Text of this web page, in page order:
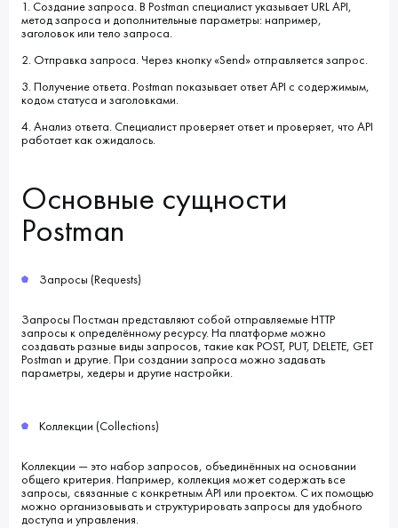
1. Создание запроса. В Postman специалист указывает URL API,
метод запроса и дополнительные параметры: например,
заголовок или тело запроса.
2. Отправка запроса. Через кнопку «Send» отправляется запрос.
3. Получение ответа. Postman показывает ответ API с содержимым,
кодом статуса и заголовками.
4. Анализ ответа. Специалист проверяет ответ и проверяет, что API
работает как ожидалось.
Основные сущности
Postman
Запросы (Requests)
Запросы Постман представляют собой отправляемые HTTP
запросы к определённому ресурсу. На платформе можно
создавать разные виды запросов, такие как POST, PUT, DELETE, GET
Postman и другие. При создании запроса можно задавать
параметры, хедеры и другие настройки.
Коллекции (Collections)
Коллекции — это набор запросов, объединённых на основании
общего критерия. Например, коллекция может содержать все
запросы, связанные с конкретным API или проектом. С их помощью
можно организовывать и структурировать запросы для удобного
доступа и управления.